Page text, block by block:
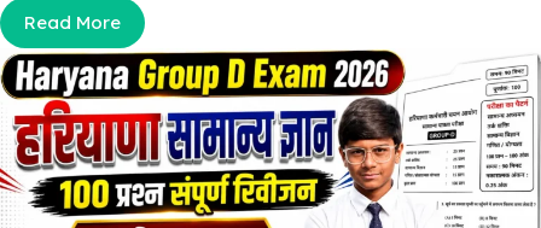
Read More